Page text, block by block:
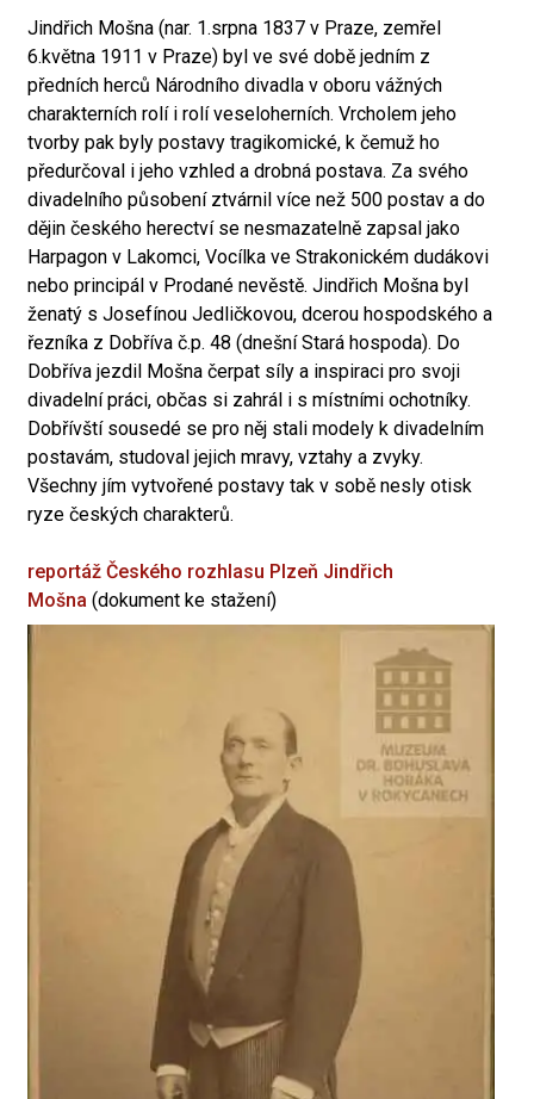
Jindřich Mošna (nar. 1.srpna 1837 v Praze, zemřel
6.května 1911 v Praze) byl ve své době jedním z
předních herců Národního divadla v oboru vážných
charakterních rolí i rolí veseloherních. Vrcholem jeho
tvorby pak byly postavy tragikomické, k čemuž ho
předurčoval i jeho vzhled a drobná postava. Za svého
divadelního působení ztvárnil více než 500 postav a do
dějin českého herectví se nesmazatelně zapsal jako
Harpagon v Lakomci, Vocílka ve Strakonickém dudákovi
nebo principál v Prodané nevěstě. Jindřich Mošna byl
ženatý s Josefínou Jedličkovou, dcerou hospodského a
řezníka z Dobříva č.p. 48 (dnešní Stará hospoda). Do
Dobříva jezdil Mošna čerpat síly a inspiraci pro svoji
divadelní práci, občas si zahrál i s místními ochotníky.
Dobřívští sousedé se pro něj stali modely k divadelním
postavám, studoval jejich mravy, vztahy a zvyky.
Všechny jím vytvořené postavy tak v sobě nesly otisk
ryze českých charakterů.
reportáž Českého rozhlasu Plzeň Jindřich
Mošna (dokument ke stažení)